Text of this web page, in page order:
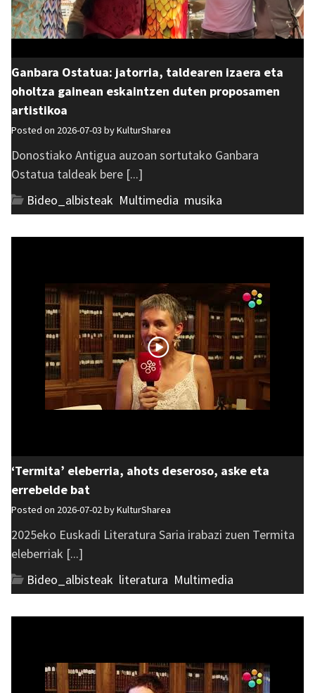
Ganbara Ostatua: jatorria, taldearen izaera eta
oholtza gainean eskaintzen duten proposamen
artistikoa
Posted on 2026-07-03 byKulturSharea
Donostiako Antigua auzoan sortutako Ganbara
Ostatua taldeak bere [...]
Bideo_albisteak Multimedia musika
‘Termita’ eleberria, ahots deseroso, aske eta
errebelde bat
Posted on 2026-07-02 byKulturSharea
2025eko Euskadi Literatura Saria irabazi zuen Termita
eleberriak [...]
Bideo_albisteak literatura Multimedia